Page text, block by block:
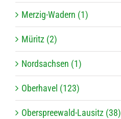
Merzig-Wadern (1)
Müritz (2)
Nordsachsen (1)
Oberhavel (123)
Oberspreewald-Lausitz (38)